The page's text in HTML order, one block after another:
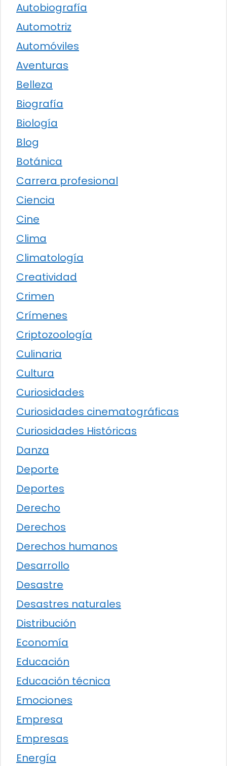
Autobiografía
Automotriz
Automóviles
Aventuras
Belleza
Biografía
Biología
Blog
Botánica
Carrera profesional
Ciencia
Cine
Clima
Climatología
Creatividad
Crimen
Crímenes
Criptozoología
Culinaria
Cultura
Curiosidades
Curiosidades cinematográficas
Curiosidades Históricas
Danza
Deporte
Deportes
Derecho
Derechos
Derechos humanos
Desarrollo
Desastre
Desastres naturales
Distribución
Economía
Educación
Educación técnica
Emociones
Empresa
Empresas
Energía